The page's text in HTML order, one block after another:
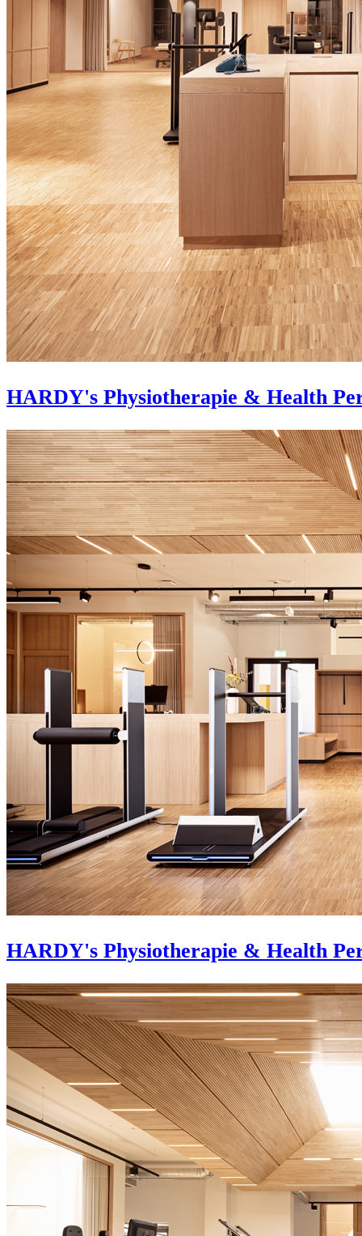
HARDY's Physiotherapie & Health
HARDY's Physiotherapie & Health